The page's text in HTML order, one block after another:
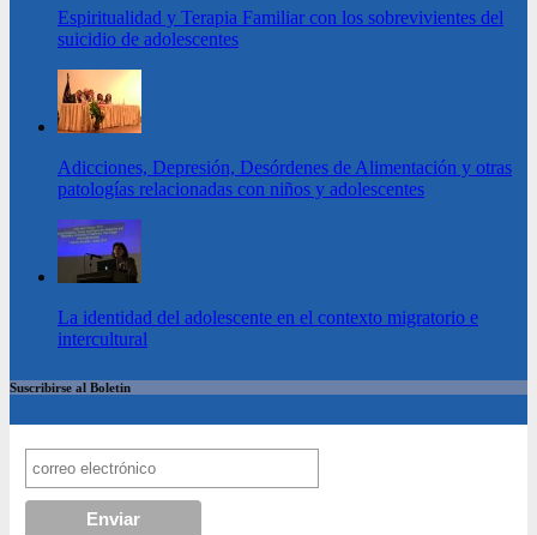
Espiritualidad y Terapia Familiar con los sobrevivientes del
suicidio de adolescentes
Adicciones, Depresión, Desórdenes de Alimentación y otras
patologías relacionadas con niños y adolescentes
La identidad del adolescente en el contexto migratorio e
intercultural
Suscribirse al Boletin